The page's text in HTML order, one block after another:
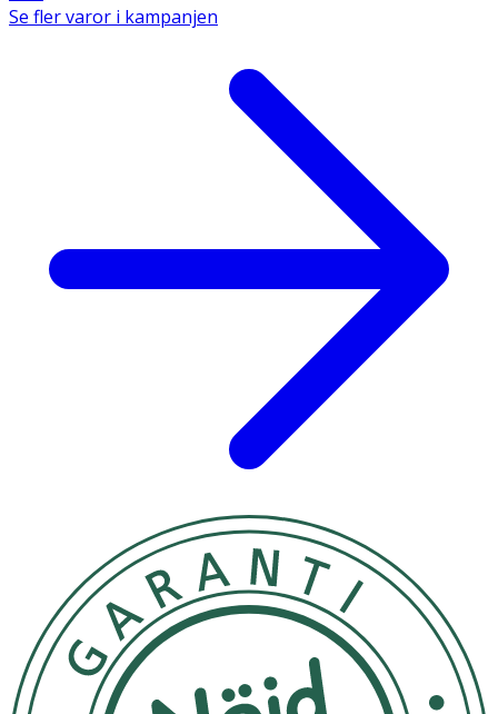
Se fler varor i kampanjen